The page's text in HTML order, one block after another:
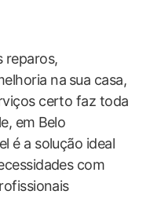
reparos,
na ⁤sua casa,
certo faz toda
em⁣ Belo
é a solução ideal​
​com